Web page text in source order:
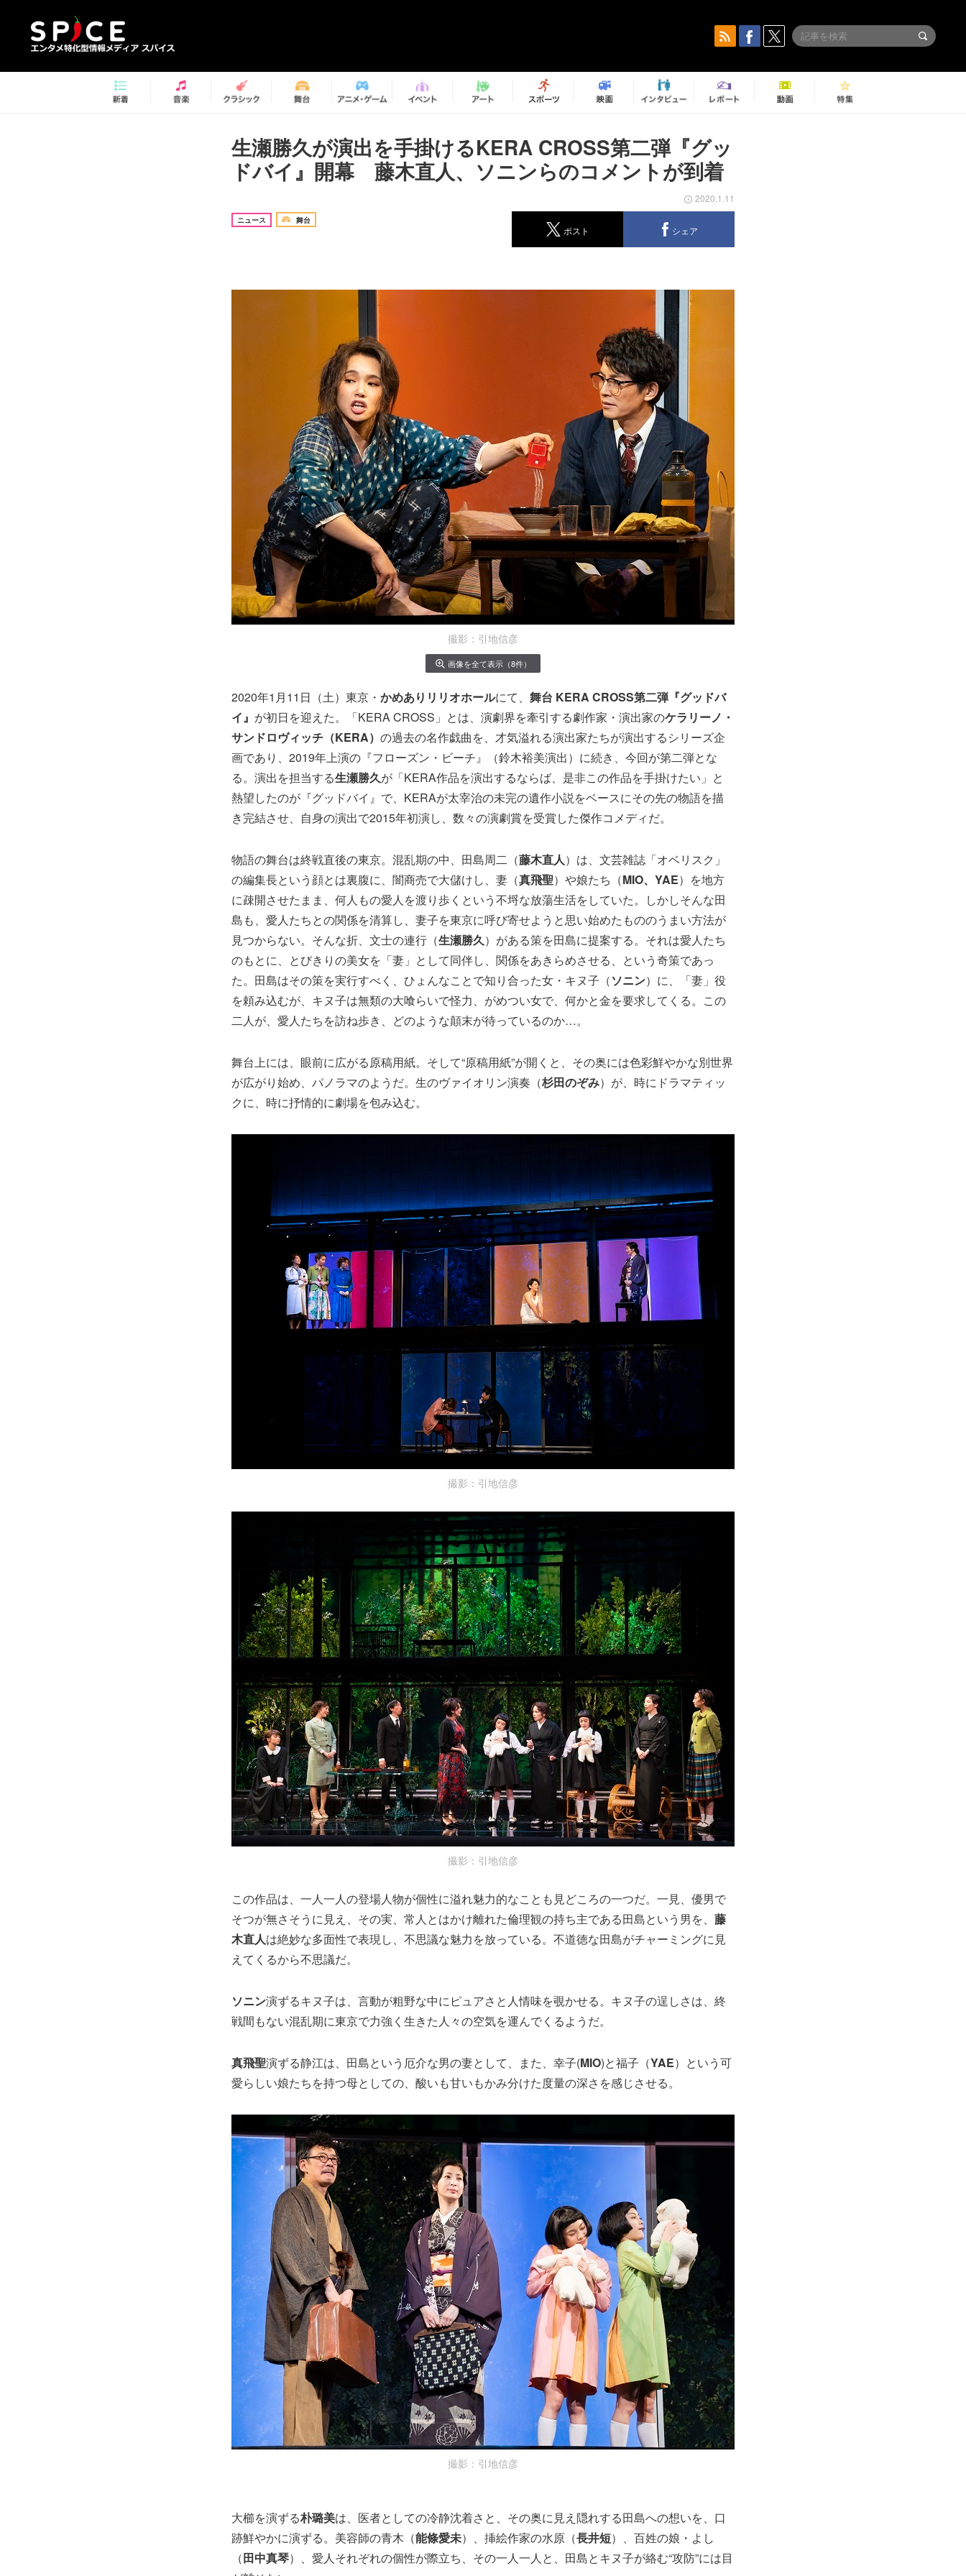
生瀬勝久が演出を手掛けるKERA CROSS第二弾『グッ
ドバイ』開幕 藤木直人、ソニンらのコメントが到着
ニュース 舞台
2020.1.11
ポスト シェア
撮影：引地信彦
画像を全て表示（8件）
2020年1月11日（土）東京・ かめありリリオホールにて、 舞台 KERA CROSS第二弾『グッドバ
イ』 が初日を迎えた。「KERA CROSS」とは、演劇界を牽引する劇作家・演出家のケラリーノ・
サンドロヴィッチ（KERA） の過去の名作戯曲を、才気溢れる演出家たちが演出するシリーズ企
画であり、2019年上演の『フローズン・ビーチ』（鈴木裕美演出）に続き、今回が第二弾とな
る。演出を担当する生瀬勝久が「KERA作品を演出するならば、是非この作品を手掛けたい」と
熱望したのが『グッドバイ』で、KERAが太宰治の未完の遺作小説をベースにその先の物語を描
き完結させ、自身の演出で2015年初演し、数々の演劇賞を受賞した傑作コメディだ。
物語の舞台は終戦直後の東京。混乱期の中、田島周二（藤木直人）は、文芸雑誌「オベリスク」
の編集長という顔とは裏腹に、闇商売で大儲けし、妻（真飛聖）や娘たち（MIO、YAE）を地方
に疎開させたまま、何人もの愛人を渡り歩くという不埒な放蕩生活をしていた。しかしそんな田
島も、愛人たちとの関係を清算し、妻子を東京に呼び寄せようと思い始めたもののうまい方法が
見つからない。そんな折、文士の連行（生瀬勝久）がある策を田島に提案する。それは愛人たち
のもとに、とびきりの美女を「妻」として同伴し、関係をあきらめさせる、という奇策であっ
た。田島はその策を実行すべく、ひょんなことで知り合った女・キヌ子（ソニン）に、「妻」役
を頼み込むが、キヌ子は無類の大喰らいで怪力、がめつい女で、何かと金を要求してくる。この
二人が、愛人たちを訪ね歩き、どのような顛末が待っているのか…。
舞台上には、眼前に広がる原稿用紙。そして“原稿用紙”が開くと、その奥には色彩鮮やかな別世界
が広がり始め、パノラマのようだ。生のヴァイオリン演奏（杉田のぞみ）が、時にドラマティッ
クに、時に抒情的に劇場を包み込む。
撮影：引地信彦
撮影：引地信彦
この作品は、一人一人の登場人物が個性に溢れ魅力的なことも見どころの一つだ。一見、優男で
そつが無さそうに見え、その実、常人とはかけ離れた倫理観の持ち主である田島という男を、 藤
木直人は絶妙な多面性で表現し、不思議な魅力を放っている。不道徳な田島がチャーミングに見
えてくるから不思議だ。
ソニン演ずるキヌ子は、言動が粗野な中にピュアさと人情味を覗かせる。キヌ子の逞しさは、終
戦間もない混乱期に東京で力強く生きた人々の空気を運んでくるようだ。
真飛聖演ずる静江は、田島という厄介な男の妻として、また、幸子(MIO)と福子（YAE）という可
愛らしい娘たちを持つ母としての、酸いも甘いもかみ分けた度量の深さを感じさせる。
撮影：引地信彦
大櫛を演ずる朴璐美は、医者としての冷静沈着さと、その奥に見え隠れする田島への想いを、口
跡鮮やかに演ずる。美容師の青木（能條愛未）、挿絵作家の水原（長井短）、百姓の娘・よし
（田中真琴）、愛人それぞれの個性が際立ち、その一人一人と、田島とキヌ子が絡む“攻防”には目